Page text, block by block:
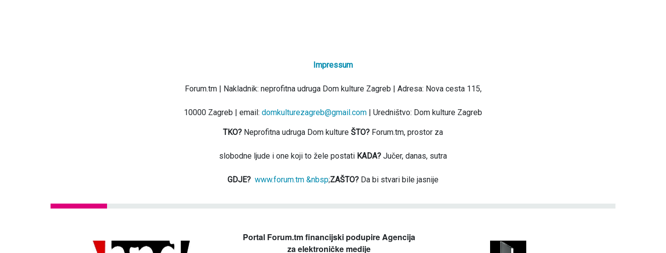
Impressum
Forum.tm | Nakladnik: neprofitna udruga Dom kulture Zagreb | Adresa: Nova cesta 115,
10000 Zagreb | email: domkulturezagreb@gmail.com | Uredništvo: Dom kulture Zagreb
TKO? Neprofitna udruga Dom kulture ŠTO? Forum.tm, prostor za
slobodne ljude i one koji to žele postati KADA? Jučer, danas, sutra
GDJE? www.forum.tm &nbsp;ZAŠTO? Da bi stvari bile jasnije
Portal Forum.tm financijski podupire Agencija
za elektroničke medije